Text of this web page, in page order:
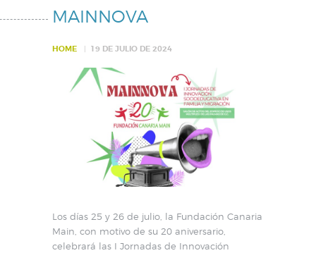
MAINNOVA
HOME 19 DE JULIO DE 2024
Los días 25 y 26 de julio, la Fundación Canaria
Main, con motivo de su 20 aniversario,
celebrará las I Jornadas de Innovación